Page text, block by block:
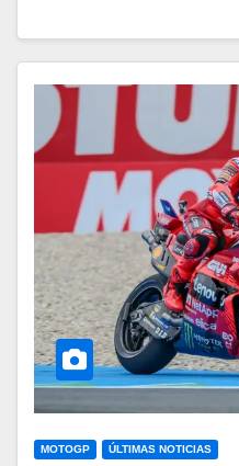
MOTOGP ÚLTIMAS NOTICIAS